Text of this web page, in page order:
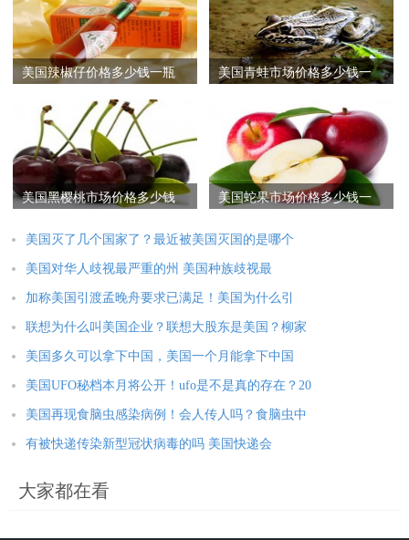
美国辣椒仔价格多少钱一瓶
美国青蛙市场价格多少钱一
美国黑樱桃市场价格多少钱
美国蛇果市场价格多少钱一
美国灭了几个国家了？最近被美国灭国的是哪个
美国对华人歧视最严重的州 美国种族歧视最
加称美国引渡孟晚舟要求已满足！美国为什么引
联想为什么叫美国企业？联想大股东是美国？柳家
美国多久可以拿下中国，美国一个月能拿下中国
美国UFO秘档本月将公开！ufo是不是真的存在？20
美国再现食脑虫感染病例！会人传人吗？食脑虫中
有被快递传染新型冠状病毒的吗 美国快递会
大家都在看